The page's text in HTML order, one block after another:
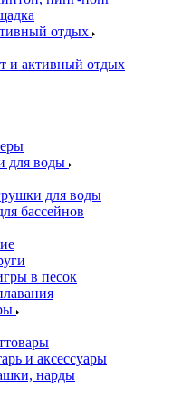
отдых
и активный отдых
для воды
для воды
бассейнов
в песок
и аксессуары
нарды